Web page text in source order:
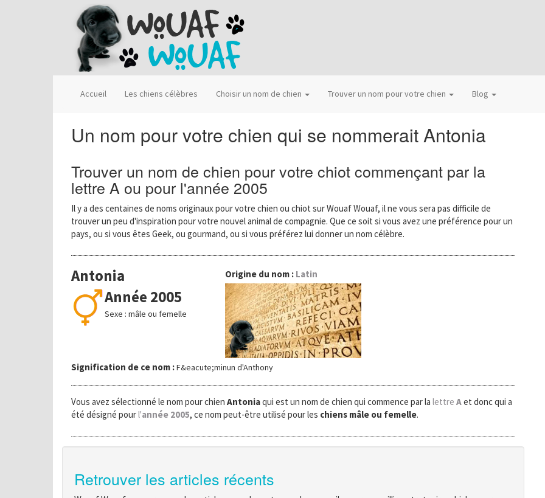
Accueil Les chiens célèbres Choisir un nom de chien Trouver un nom pour votre chien Blog
Un nom pour votre chien qui se nommerait Antonia
Trouver un nom de chien pour votre chiot commençant par la
lettre A ou pour l'année 2005
Il y a des centaines de noms originaux pour votre chien ou chiot sur Wouaf Wouaf, il ne vous sera pas difficile de
trouver un peu d'inspiration pour votre nouvel animal de compagnie. Que ce soit si vous avez une préférence pour un
pays, ou si vous êtes Geek, ou gourmand, ou si vous préférez lui donner un nom célèbre.
Antonia
Année 2005
Sexe : mâle ou femelle
Origine du nom : Latin
Signification de ce nom :F&eacute;minun d'Anthony
Vous avez sélectionné le nom pour chien Antoniaqui est un nom de chien qui commence par la lettre Aet donc qui a
été désigné pourl'année 2005, ce nom peut-être utilisé pour les chiens mâle ou femelle.
Retrouver les articles récents